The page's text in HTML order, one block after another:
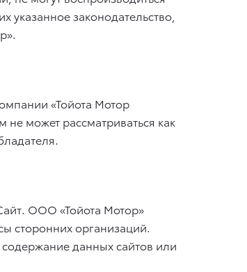
законодательство,
«Тойота Мотор
может рассматриваться как
ООО «Тойота Мотор»
сторонних организаций.
данных сайтов или